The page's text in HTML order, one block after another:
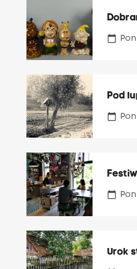
calendar_today
Pod
calendar_today
calendar_today
Urok